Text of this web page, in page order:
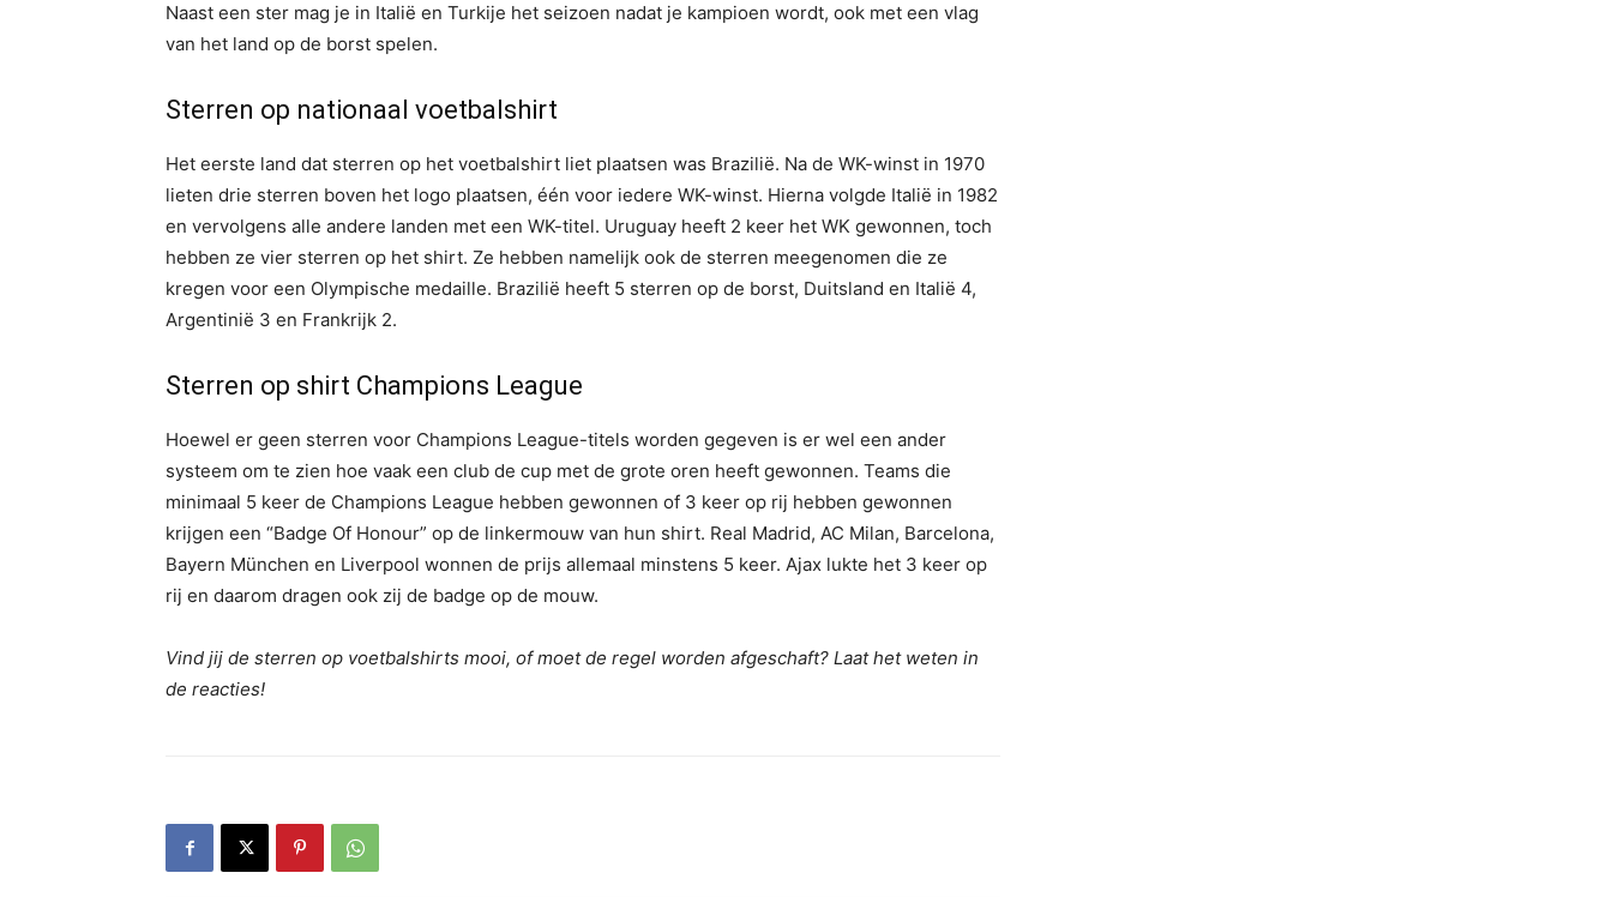
Naast een ster mag je in Italië en Turkije het seizoen nadat je kampioen wordt, ook met een vlag
van het land op de borst spelen.
Sterren op nationaal voetbalshirt
Het eerste land dat sterren op het voetbalshirt liet plaatsen was Brazilië. Na de WK-winst in 1970
lieten drie sterren boven het logo plaatsen, één voor iedere WK-winst. Hierna volgde Italië in 1982
en vervolgens alle andere landen met een WK-titel. Uruguay heeft 2 keer het WK gewonnen, toch
hebben ze vier sterren op het shirt. Ze hebben namelijk ook de sterren meegenomen die ze
kregen voor een Olympische medaille. Brazilië heeft 5 sterren op de borst, Duitsland en Italië 4,
Argentinië 3 en Frankrijk 2.
Sterren op shirt Champions League
Hoewel er geen sterren voor Champions League-titels worden gegeven is er wel een ander
systeem om te zien hoe vaak een club de cup met de grote oren heeft gewonnen. Teams die
minimaal 5 keer de Champions League hebben gewonnen of 3 keer op rij hebben gewonnen
krijgen een “Badge Of Honour” op de linkermouw van hun shirt. Real Madrid, AC Milan, Barcelona,
Bayern München en Liverpool wonnen de prijs allemaal minstens 5 keer. Ajax lukte het 3 keer op
rij en daarom dragen ook zij de badge op de mouw.
Vind jij de sterren op voetbalshirts mooi, of moet de regel worden afgeschaft? Laat het weten in
de reacties!